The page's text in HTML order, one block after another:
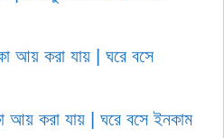
আয় করা যায় | ঘরে বসে
আয় করা যায় | ঘরে বসে ইনকাম